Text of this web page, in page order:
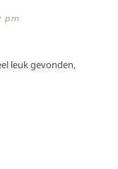
pm
leuk gevonden,